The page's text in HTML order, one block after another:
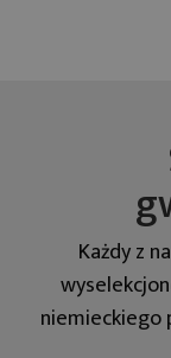
Każdy z
niemieckiego